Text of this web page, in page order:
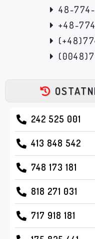
48-
+48-
242 525 001
413 848 542
748 173 181
818 271 031
717 918 181